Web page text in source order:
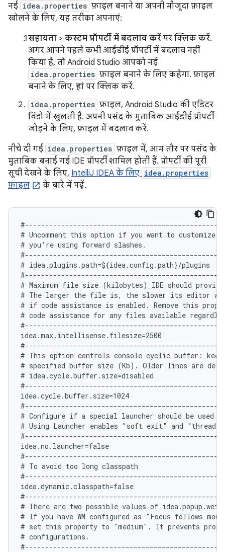
नई idea.properties फ़ाइल बनाने या अपनी मौजूदा फ़ाइल
खोलने के लिए, यह तरीका अपनाएं:
सहायता > कस्टम प्रॉपर्टी में बदलाव करें पर क्लिक करें.
अगर आपने पहले कभी आईडीई प्रॉपर्टी में बदलाव नहीं
किया है, तो Android Studio आपको नई
idea.properties फ़ाइल बनाने के लिए कहेगा. फ़ाइल
बनाने के लिए, हां पर क्लिक करें.
idea.properties फ़ाइल, Android Studio की एडिटर
विंडो में खुलती है. अपनी पसंद के मुताबिक आईडीई प्रॉपर्टी
जोड़ने के लिए, फ़ाइल में बदलाव करें.
नीचे दी गई idea.properties फ़ाइल में, आम तौर पर पसंद के
मुताबिक बनाई गई IDE प्रॉपर्टी शामिल होती हैं. प्रॉपर्टी की पूरी
सूची देखने के लिए, IntelliJ IDEA के लिए idea.properties
फ़ाइल के बारे में पढ़ें.
# Uncomment this option if you want to
# you're using forward slashes.
# idea.plugins.path=${idea.config.path}/plugins
# Maximum file size (kilobytes) IDE should
# The larger the file is, the slower its editor
# if code assistance is enabled. Remove this
# code assistance for any files available
idea.max.intellisense.filesize=2500
# This option controls console cyclic buffer:
# specified buffer size (Kb). Older lines are
# idea.cycle.buffer.size=disabled
idea.cycle.buffer.size=1024
# Configure if a special launcher should be used
# Using Launcher enables "soft exit" and "thread
idea.no.launcher=false
# To avoid too long classpath
idea.dynamic.classpath=false
# There are two possible values of
# If you have WM configured as "Focus follows
# set this property to "medium". It prevents
# configurations.